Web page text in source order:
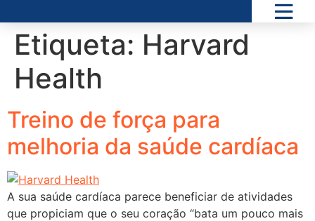
Etiqueta: Harvard
Health
Treino de força para
melhoria da saúde cardíaca
A sua saúde cardíaca parece beneficiar de atividades
que propiciam que o seu coração “bata um pouco mais